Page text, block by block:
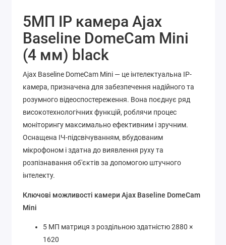
5МП IP камера Ajax
Baseline DomeCam Mini
(4 мм) black
Ajax Baseline DomeCam Mini — це інтелектуальна IP-
камера, призначена для забезпечення надійного та
розумного відеоспостереження. Вона поєднує ряд
високотехнологічних функцій, роблячи процес
моніторингу максимально ефективним і зручним.
Оснащена ІЧ-підсвічуванням, вбудованим
мікрофоном і здатна до виявлення руху та
розпізнавання об'єктів за допомогою штучного
інтелекту.
Ключові можливості камери Ajax Baseline DomeCam
Mini
5 МП матриця з роздільною здатністю 2880 ×
1620